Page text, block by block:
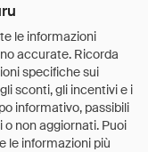
le informazioni
accurate. Ricorda
specifiche sui
sconti, gli incentivi e i
informativo, passibili
non aggiornati. Puoi
le informazioni più